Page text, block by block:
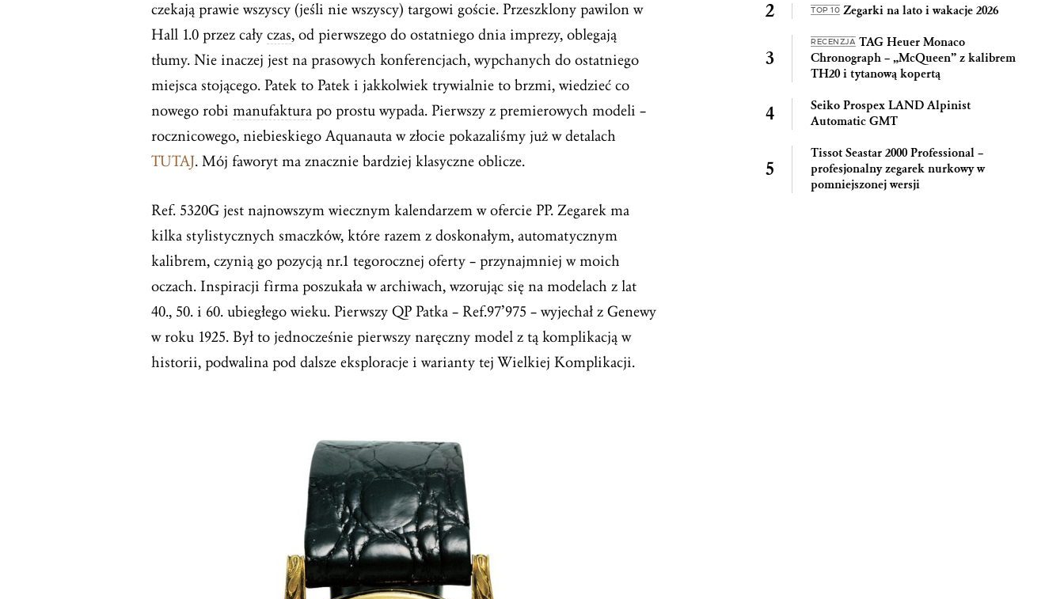
czekają prawie wszyscy (jeśli nie wszyscy) targowi goście. Przeszklony pawilon w
Hall 1.0 przez cały czas, od pierwszego do ostatniego dnia imprezy, oblegają
tłumy. Nie inaczej jest na prasowych konferencjach, wypchanych do ostatniego
miejsca stojącego. Patek to Patek i jakkolwiek trywialnie to brzmi, wiedzieć co
nowego robi manufaktura po prostu wypada. Pierwszy z premierowych modeli –
rocznicowego, niebieskiego Aquanauta w złocie pokazaliśmy już w detalach
TUTAJ. Mój faworyt ma znacznie bardziej klasyczne oblicze.
Ref. 5320G jest najnowszym wiecznym kalendarzem w ofercie PP. Zegarek ma
kilka stylistycznych smaczków, które razem z doskonałym, automatycznym
kalibrem, czynią go pozycją nr.1 tegorocznej oferty – przynajmniej w moich
oczach. Inspiracji firma poszukała w archiwach, wzorując się na modelach z lat
40., 50. i 60. ubiegłego wieku. Pierwszy QP Patka – Ref.97’975 – wyjechał z Genewy
w roku 1925. Był to jednocześnie pierwszy naręczny model z tą komplikacją w
historii, podwalina pod dalsze eksploracje i warianty tej Wielkiej Komplikacji.
TOP 10 Zegarki na lato i wakacje 2026
RECENZJA TAG Heuer Monaco
Chronograph – „McQueen” z kalibrem
TH20 i tytanową kopertą
Seiko Prospex LAND Alpinist
Automatic GMT
Tissot Seastar 2000 Professional –
profesjonalny zegarek nurkowy w
pomniejszonej wersji